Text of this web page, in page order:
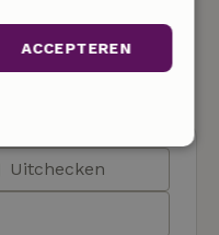
ACCEPTEREN
Targeting